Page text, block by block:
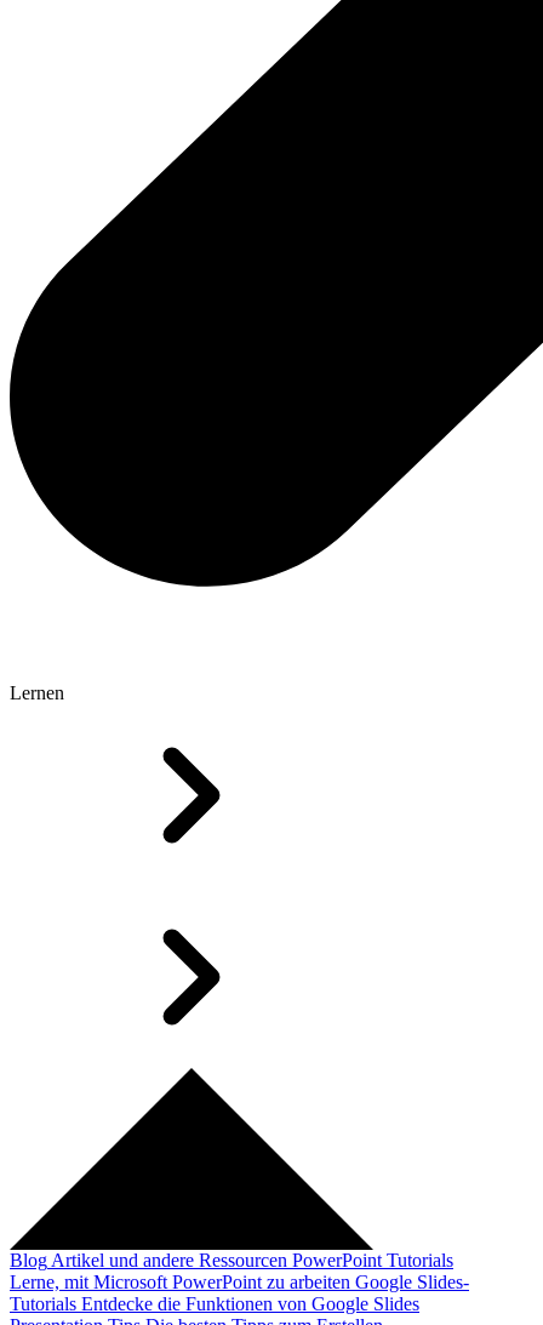
Lernen
Blog Artikel und andere Ressourcen PowerPoint Tutorials
Lerne, mit Microsoft PowerPoint zu arbeiten Google Slides-
Tutorials Entdecke die Funktionen von Google Slides